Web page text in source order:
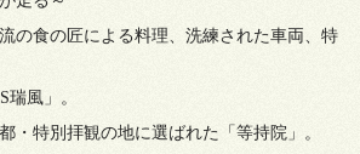
の食の匠による料理、洗練された車両、特
瑞風」。
・特別拝観の地に選ばれた「等持院」。